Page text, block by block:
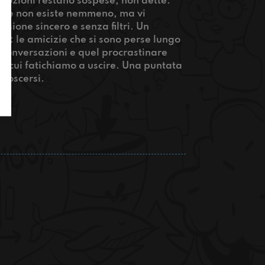
non esiste nemmeno, ma vi
sincero e senza filtri. Un
le amicizie che si sono perse lungo
e quel procrastinare
cui fatichiamo a uscire. Una puntata